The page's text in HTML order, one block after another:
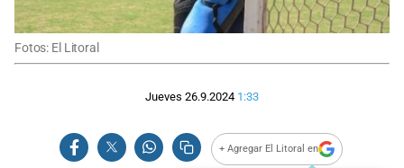
Fotos: El Litoral
Jueves 26.9.2024 1:33
+ Agregar El Litoral en